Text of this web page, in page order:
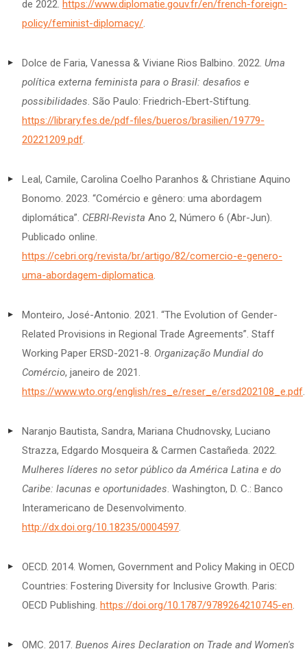
de 2022. https://www.diplomatie.gouv.fr/en/french-foreign-
policy/feminist-diplomacy/.
Dolce de Faria, Vanessa & Viviane Rios Balbino. 2022. Uma
política externa feminista para o Brasil: desafios e
possibilidades. São Paulo: Friedrich-Ebert-Stiftung.
https://library.fes.de/pdf-files/bueros/brasilien/19779-
20221209.pdf.
Leal, Camile, Carolina Coelho Paranhos & Christiane Aquino
Bonomo. 2023. “Comércio e gênero: uma abordagem
diplomática”. CEBRI-Revista Ano 2, Número 6 (Abr-Jun).
Publicado online.
https://cebri.org/revista/br/artigo/82/comercio-e-genero-
uma-abordagem-diplomatica.
Monteiro, José-Antonio. 2021. “The Evolution of Gender-
Related Provisions in Regional Trade Agreements”. Staff
Working Paper ERSD-2021-8. Organização Mundial do
Comércio, janeiro de 2021.
https://www.wto.org/english/res_e/reser_e/ersd202108_e.pdf.
Naranjo Bautista, Sandra, Mariana Chudnovsky, Luciano
Strazza, Edgardo Mosqueira & Carmen Castañeda. 2022.
Mulheres líderes no setor público da América Latina e do
Caribe: lacunas e oportunidades. Washington, D. C.: Banco
Interamericano de Desenvolvimento.
http://dx.doi.org/10.18235/0004597.
OECD. 2014. Women, Government and Policy Making in OECD
Countries: Fostering Diversity for Inclusive Growth. Paris:
OECD Publishing. https://doi.org/10.1787/9789264210745-en.
OMC. 2017. Buenos Aires Declaration on Trade and Women's